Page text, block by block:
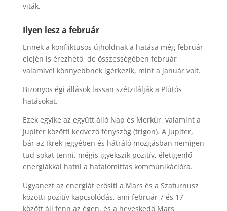
viták.
Ilyen lesz a február
Ennek a konfliktusos újholdnak a hatása még február
elején is érezhető, de összességében február
valamivel könnyebbnek ígérkezik, mint a január volt.
Bizonyos égi állások lassan szétzilálják a Plútós
hatásokat.
Ezek egyike az együtt álló Nap és Merkúr, valamint a
Jupiter közötti kedvező fényszög (trigon). A Jupiter,
bár az Ikrek jegyében és hátráló mozgásban nemigen
tud sokat tenni, mégis igyekszik pozitív, életigenlő
energiákkal hatni a hatalomittas kommunikációra.
Ugyanezt az energiát erősíti a Mars és a Szaturnusz
közötti pozitív kapcsolódás, ami február 7 és 17
között áll fenn az égen, és a heveskedő Mars